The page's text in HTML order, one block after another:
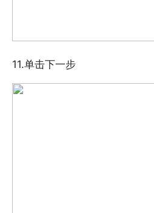
11.单击下一步